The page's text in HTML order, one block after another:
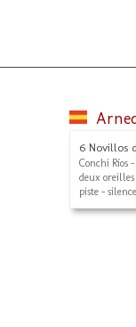
6 Novillos
Conchi Ríos
deux
piste -